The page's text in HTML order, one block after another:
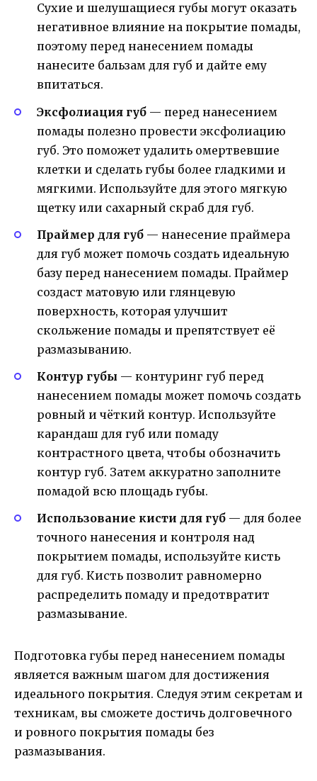
Сухие и шелушащиеся губы могут оказать
негативное влияние на покрытие помады,
поэтому перед нанесением помады
нанесите бальзам для губ и дайте ему
впитаться.
Эксфолиация губ — перед нанесением
помады полезно провести эксфолиацию
губ. Это поможет удалить омертвевшие
клетки и сделать губы более гладкими и
мягкими. Используйте для этого мягкую
щетку или сахарный скраб для губ.
Праймер для губ — нанесение праймера
для губ может помочь создать идеальную
базу перед нанесением помады. Праймер
создаст матовую или глянцевую
поверхность, которая улучшит
скольжение помады и препятствует её
размазыванию.
Контур губы — контуринг губ перед
нанесением помады может помочь создать
ровный и чёткий контур. Используйте
карандаш для губ или помаду
контрастного цвета, чтобы обозначить
контур губ. Затем аккуратно заполните
помадой всю площадь губы.
Использование кисти для губ — для более
точного нанесения и контроля над
покрытием помады, используйте кисть
для губ. Кисть позволит равномерно
распределить помаду и предотвратит
размазывание.
Подготовка губы перед нанесением помады
является важным шагом для достижения
идеального покрытия. Следуя этим секретам и
техникам, вы сможете достичь долговечного
и ровного покрытия помады без
размазывания.